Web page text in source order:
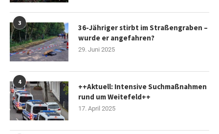
3
36-Jähriger stirbt im Straßengraben –
wurde er angefahren?
29. Juni 2025
4
++Aktuell: Intensive Suchmaßnahmen
rund um Weitefeld++
17. April 2025